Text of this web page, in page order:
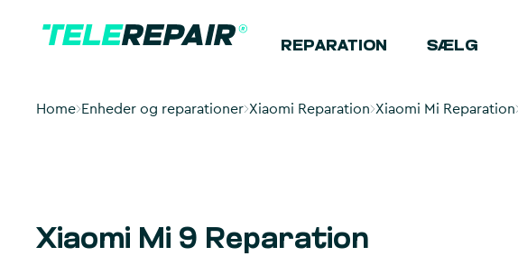
REPARATION SÆLG
Home Enheder og reparationer Xiaomi Reparation Xiaomi Mi Reparation
Xiaomi Mi 9 Reparation